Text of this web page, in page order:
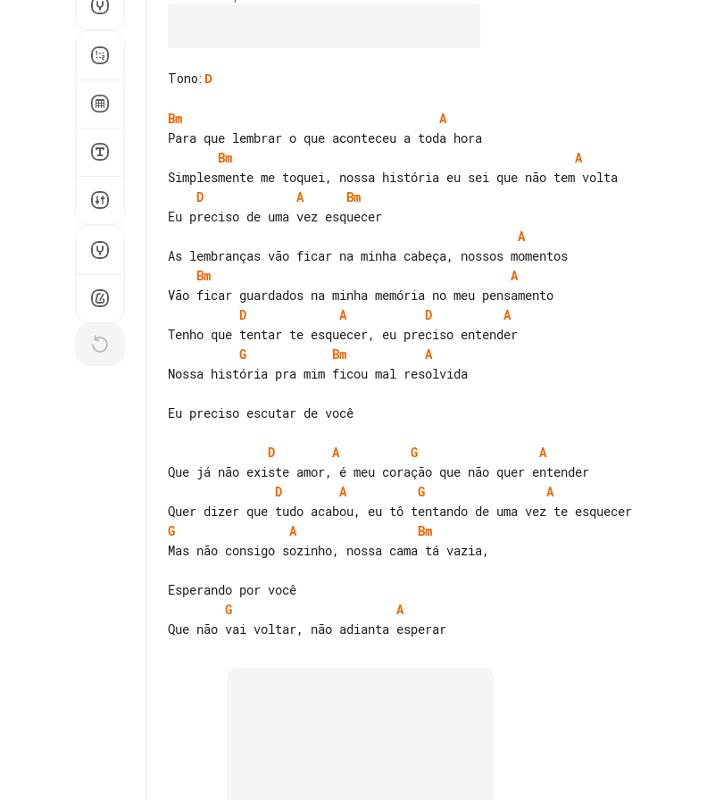
Tono: D
Bm
A
Bm
A
D
A
Bm
A
Bm
A
D
A D
A
G
Bm
A
Nossa história pra mim ficou mal resolvida
Eu preciso escutar de você
D A G
A
D
A G
A
G
A
Bm
Mas não consigo sozinho, nossa cama tá vazia,
G
A